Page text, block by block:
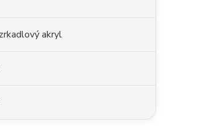
akryl